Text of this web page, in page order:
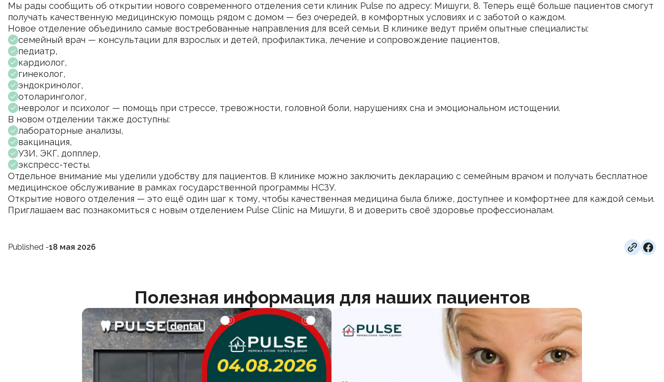
Мы рады сообщить об открытии нового современного отделения сети клиник Pulse по адресу: Мишуги, 8. Теперь ещё больше пациентов смогут
получать качественную медицинскую помощь рядом с домом — без очередей, в комфортных условиях и с заботой о каждом.
Новое отделение объединило самые востребованные направления для всей семьи. В клинике ведут приём опытные специалисты:
семейный врач — консультации для взрослых и детей, профилактика, лечение и сопровождение пациентов,
педиатр,
кардиолог,
гинеколог,
эндокринолог,
отоларинголог,
невролог и психолог — помощь при стрессе, тревожности, головной боли, нарушениях сна и эмоциональном истощении.
В новом отделении также доступны:
лабораторные анализы,
вакцинация,
УЗИ, ЭКГ, допплер,
экспресс-тесты.
Отдельное внимание мы уделили удобству для пациентов. В клинике можно заключить декларацию с семейным врачом и получать бесплатное
медицинское обслуживание в рамках государственной программы НСЗУ.
Открытие нового отделения — это ещё один шаг к тому, чтобы качественная медицина была ближе, доступнее и комфортнее для каждой семьи.
Приглашаем вас познакомиться с новым отделением Pulse Clinic на Мишуги, 8 и доверить своё здоровье профессионалам.
Published -18 мая 2026
Полезная информация для наших пациентов